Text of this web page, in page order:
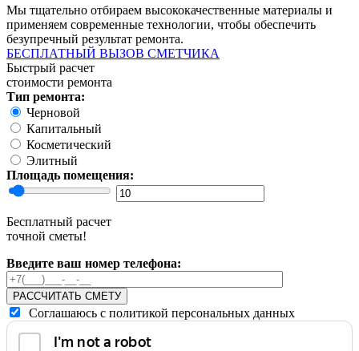
Мы тщательно отбираем высококачественные материалы и
применяем современные технологии, чтобы обеспечить
безупречный результат ремонта.
БЕСПЛАТНЫЙ ВЫЗОВ СМЕТЧИКА
Быстрый расчет
стоимости ремонта
Тип ремонта:
Черновой
Капитальный
Косметический
Элитный
Площадь помещения:
Бесплатный расчет
точной сметы!
Введите ваш номер телефона:
РАССЧИТАТЬ СМЕТУ
Соглашаюсь с политикой персональных данных